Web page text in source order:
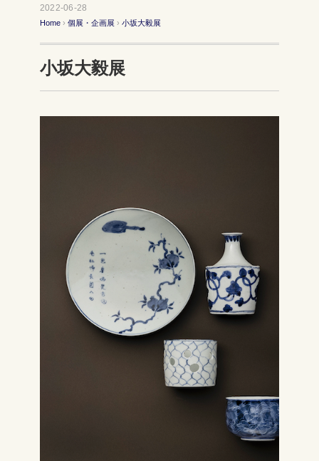
2022-06-28
Home › 個展・企画展 › 小坂大毅展
小坂大毅展